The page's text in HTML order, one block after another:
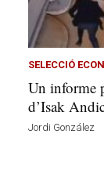
SELECCIÓ
Un informe
d’Isak
Jordi González